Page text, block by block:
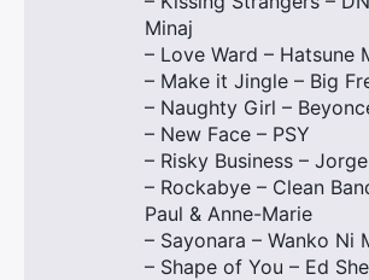
Minaj
– Love Ward – Hatsune
– Make it Jingle – Big
– Naughty Girl –
– New Face – PSY
– Risky Business –
– Rockabye – Clean
Paul & Anne-Marie
– Sayonara – Wanko Ni
– Shape of You – Ed